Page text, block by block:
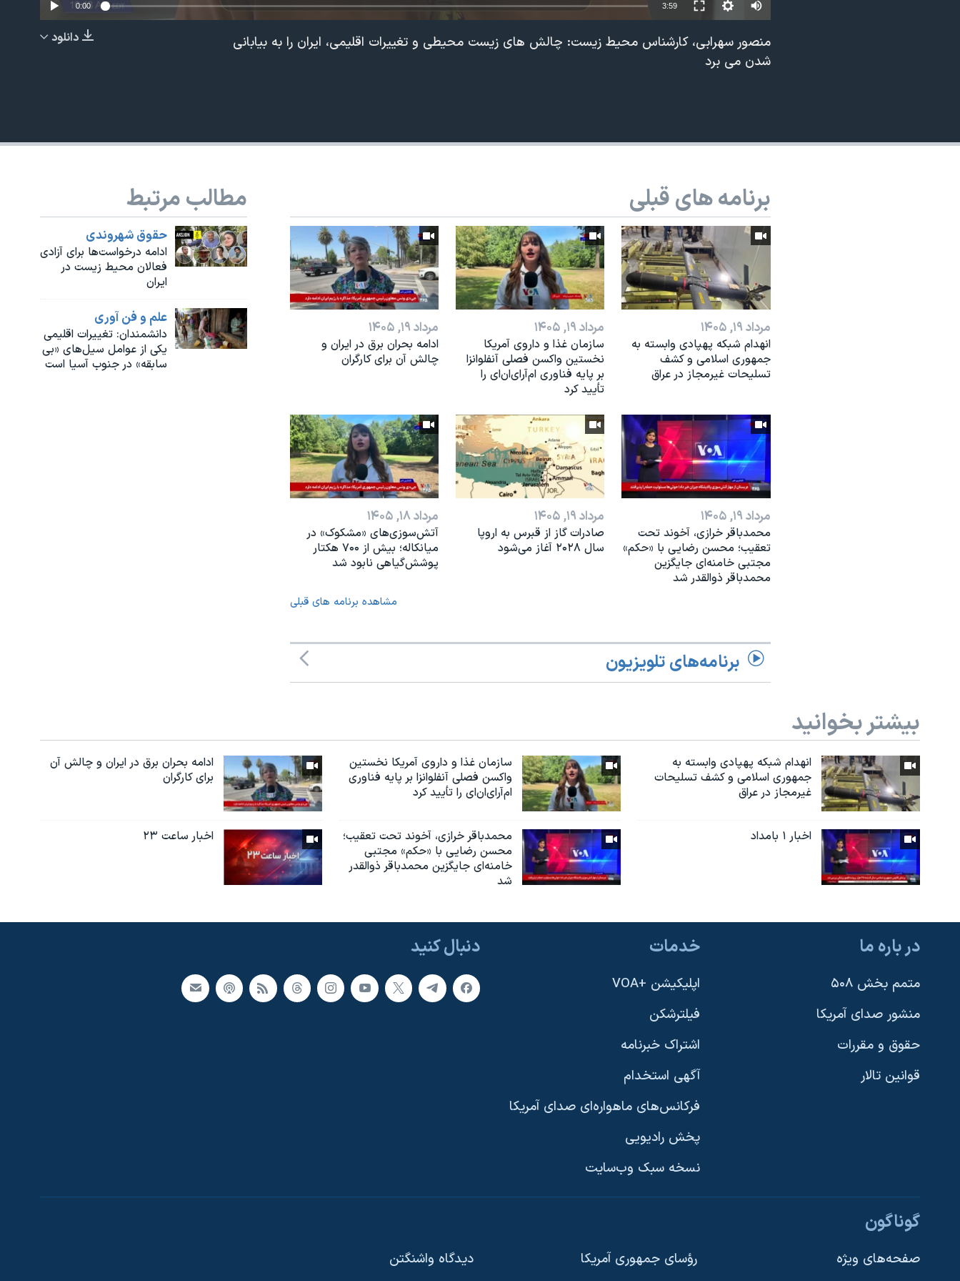
دنبال کنید
EMBED
0:00 3:59
دانلود
منصور سهرابی، کارشناس محیط زیست: چالش های زیست محیطی و تغییرات اقلیمی، ایران را به بیابانی
شدن می برد
مطالب مرتبط
حقوق شهروندی
ادامه درخواست‌ها برای آزادی
فعالان محیط زیست در
ایران
علم و فن آوری
دانشمندان: تغییرات اقلیمی
یکی از عوامل سیل‌های «بی
سابقه» در جنوب آسیا است
برنامه های قبلی
مرداد ۱۹, ۱۴۰۵
انهدام شبکه پهپادی وابسته به
جمهوری اسلامی و کشف
تسلیحات غیرمجاز در عراق
مرداد ۱۹, ۱۴۰۵
سازمان غذا و داروی آمریکا
نخستین واکسن فصلی آنفلوانزا
بر پایه فناوری ام‌آر‌ای‌ان‌ای را
تأیید کرد
مرداد ۱۹, ۱۴۰۵
ادامه بحران برق در ایران و
چالش آن برای کارگران
مرداد ۱۹, ۱۴۰۵
محمدباقر خرازی، آخوند تحت
تعقیب؛ محسن رضایی با «حکم»
مجتبی خامنه‌ای جایگزین
محمدباقر ذوالقدر شد
مرداد ۱۹, ۱۴۰۵
صادرات گاز از قبرس به اروپا
سال ۲۰۲۸ آغاز می‌شود
مرداد ۱۸, ۱۴۰۵
آتش‌سوزی‌های «مشکوک» در
میانکاله؛ بیش از ۷۰۰ هکتار
پوشش‌گیاهی نابود شد
مشاهده برنامه های قبلی
برنامه‌های تلویزیون
بیشتر بخوانید
انهدام شبکه پهپادی وابسته به
جمهوری اسلامی و کشف تسلیحات
غیرمجاز در عراق
سازمان غذا و داروی آمریکا نخستین
واکسن فصلی آنفلوانزا بر پایه فناوری
ام‌آر‌ای‌ان‌ای را تأیید کرد
ادامه بحران برق در ایران و چالش آن
برای کارگران
اخبار ۱ بامداد
محمدباقر خرازی، آخوند تحت تعقیب؛
محسن رضایی با «حکم» مجتبی
خامنه‌ای جایگزین محمدباقر ذوالقدر
شد
اخبار ساعت ۲۳
دنبال کنید در باره ما
متمم بخش ۵۰۸
منشور صدای آمریکا
حقوق و مقررات
قوانین تالار
خدمات
اپلیکیشن +VOA
فیلترشکن
اشتراک خبرنامه
آگهی استخدام
فرکانس‌های ماهواره‌ای صدای آمریکا
پخش رادیویی
نسخه سبک وب‌سایت
گوناگون
صفحه‌های ویژه
رؤسای جمهوری آمریکا
دیدگاه‌ واشنگتن